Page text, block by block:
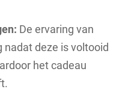
De ervaring van
nadat deze is voltooid
het cadeau